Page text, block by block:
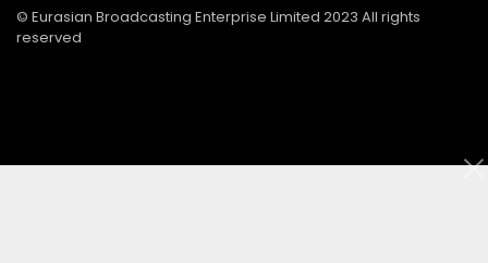
© Eurasian Broadcasting Enterprise Limited 2023 All rights
reserved